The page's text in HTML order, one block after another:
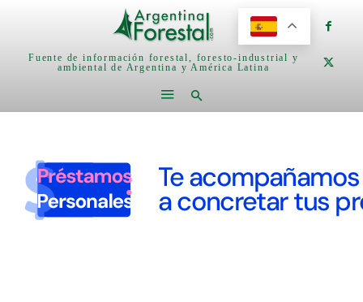
Fuente de información forestal, foresto-industrial y
ambiental de Argentina y América Latina